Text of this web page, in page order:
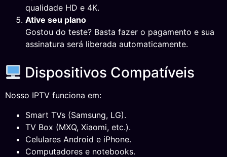
qualidade HD e 4K.
Ative seu plano
Gostou do teste? Basta fazer o pagamento e sua
assinatura será liberada automaticamente.
Dispositivos Compatíveis
Nosso IPTV funciona em:
Smart TVs (Samsung, LG).
TV Box (MXQ, Xiaomi, etc.).
Celulares Android e iPhone.
Computadores e notebooks.